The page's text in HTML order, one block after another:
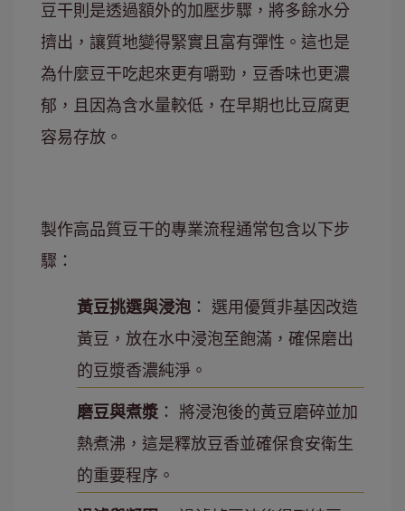
豆干則是透過額外的加壓步驟，將多餘水分
擠出，讓質地變得緊實且富有彈性。這也是
為什麼豆干吃起來更有嚼勁，豆香味也更濃
郁，且因為含水量較低，在早期也比豆腐更
容易存放。
製作高品質豆干的專業流程通常包含以下步
驟：
黃豆挑選與浸泡 ： 選用優質非基因改造
黃豆，放在水中浸泡至飽滿，確保磨出
的豆漿香濃純淨。
磨豆與煮漿 ： 將浸泡後的黃豆磨碎並加
熱煮沸，這是釋放豆香並確保食安衛生
的重要程序。